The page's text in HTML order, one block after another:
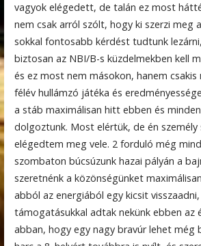
vagyok elégedett, de talán ez most
nem csak arról szólt, hogy ki szerzi meg
sokkal fontosabb kérdést tudtunk
biztosan az NBI/B-s küzdelmekben kell
és ez most nem másokon, hanem
félév hullámzó játéka és
a stáb maximálisan hitt ebben és
dolgoztunk. Most elértük, de én személy
elégedtem meg vele. 2 forduló még
szombaton búcsúzunk hazai pályán a
szeretnénk a közönségünket
abból az energiából egy kicsit
támogatásukkal adtak nekünk ebben az
abban, hogy egy nagy bravúr lehet még